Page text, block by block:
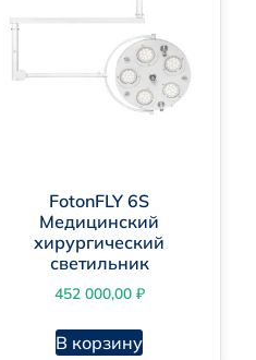
FotonFLY 6S
Медицинский
хирургический
светильник
452 000,00 ₽
В корзину